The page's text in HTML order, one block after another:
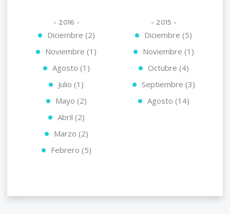
- 2016 -
Diciembre (2)
Noviembre (1)
Agosto (1)
Julio (1)
Mayo (2)
Abril (2)
Marzo (2)
Febrero (5)
- 2015 -
Diciembre (5)
Noviembre (1)
Octubre (4)
Septiembre (3)
Agosto (14)